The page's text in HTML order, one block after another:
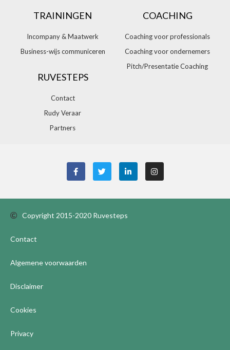
TRAININGEN
Incompany & Maatwerk
Business-wijs communiceren
COACHING
Coaching voor professionals
Coaching voor ondernemers
Pitch/Presentatie Coaching
RUVESTEPS
Contact
Rudy Veraar
Partners
Copyright 2015-2020 Ruvesteps
Contact
Algemene voorwaarden
Disclaimer
Cookies
Privacy